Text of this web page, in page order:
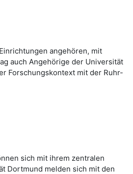
angehören, mit
auch Angehörige der Universität
Forschungskontext mit der Ruhr-
sich mit ihrem zentralen
Dortmund melden sich mit den